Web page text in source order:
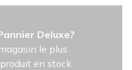
Deluxe?
le plus
en stock.